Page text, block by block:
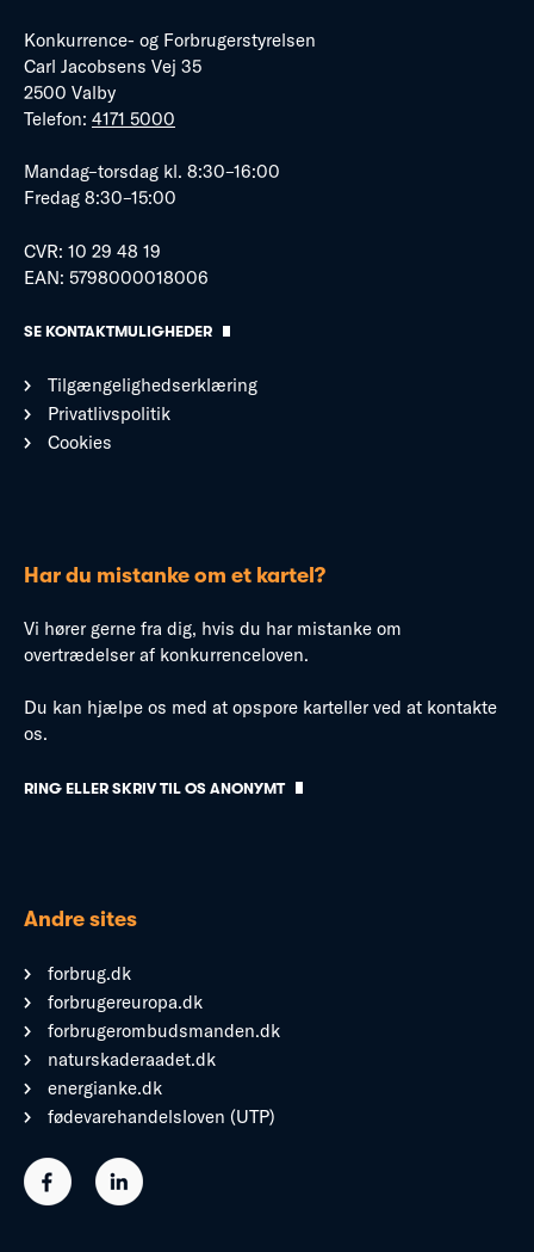
Konkurrence- og Forbrugerstyrelsen
Carl Jacobsens Vej 35
2500 Valby
Telefon: 4171 5000
Mandag–torsdag kl. 8:30–16:00
Fredag 8:30–15:00
CVR: 10 29 48 19
EAN: 5798000018006
SE KONTAKTMULIGHEDER
Tilgængelighedserklæring
Privatlivspolitik
Cookies
Har du mistanke om et kartel?
Vi hører gerne fra dig, hvis du har mistanke om
overtrædelser af konkurrenceloven.
Du kan hjælpe os med at opspore karteller ved at kontakte
os.
RING ELLER SKRIV TIL OS ANONYMT
Andre sites
forbrug.dk
forbrugereuropa.dk
forbrugerombudsmanden.dk
naturskaderaadet.dk
energianke.dk
fødevarehandelsloven (UTP)